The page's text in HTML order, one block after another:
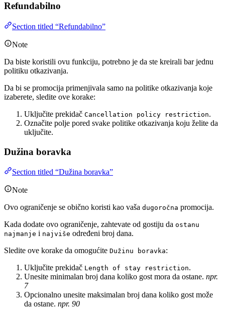
Refundabilno
Section titled “Refundabilno”
Note
Da biste koristili ovu funkciju, potrebno je da ste kreirali bar jednu
politiku otkazivanja.
Da bi se promocija primenjivala samo na politike otkazivanja koje
izaberete, sledite ove korake:
Uključite prekidač Cancellation policy restriction.
Označite polje pored svake politike otkazivanja koju želite da
uključite.
Dužina boravka
Section titled “Dužina boravka”
Note
Ovo ograničenje se obično koristi kao vaša dugoročna promocija.
Kada dodate ovo ograničenje, zahtevate od gostiju da ostanu
najmanje i najviše određeni broj dana.
Sledite ove korake da omogućite Dužinu boravka:
Uključite prekidač Length of stay restriction.
Unesite minimalan broj dana koliko gost mora da ostane. npr.
7
Opcionalno unesite maksimalan broj dana koliko gost može
da ostane. npr. 90